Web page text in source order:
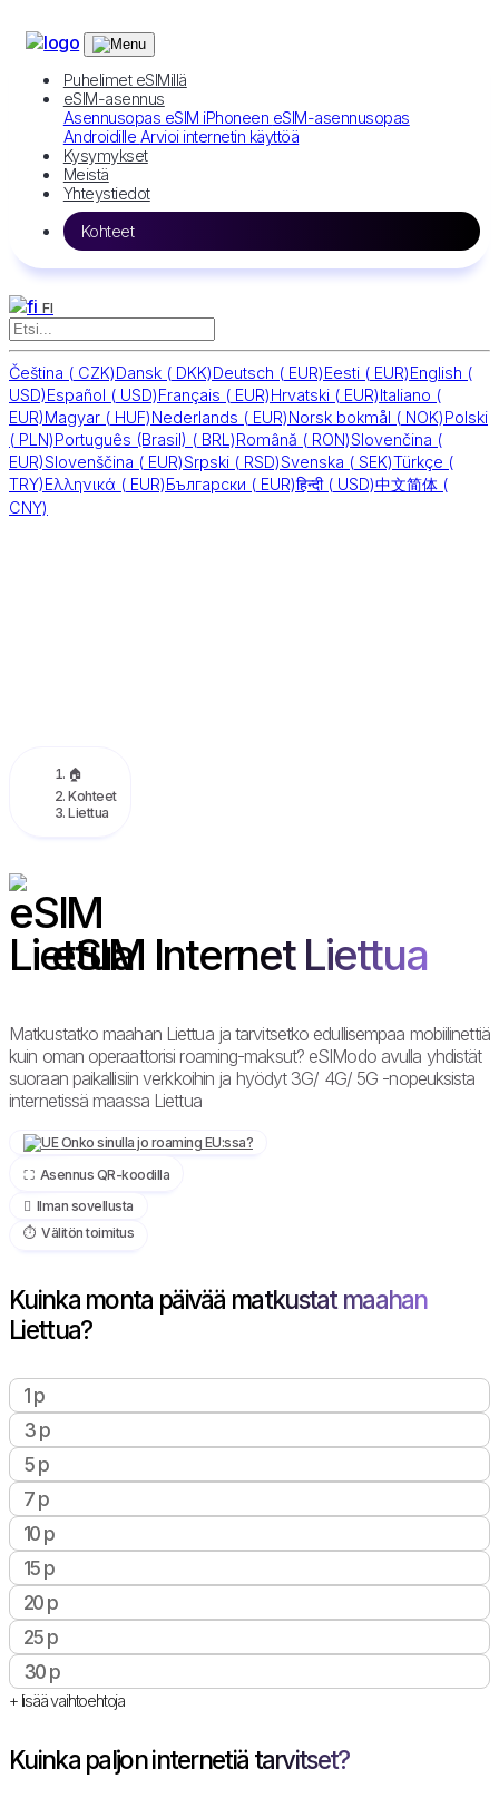
Puhelimet eSIMillä
eSIM-asennus
Asennusopas eSIM iPhoneen eSIM-asennusopas
Androidille Arvioi internetin käyttöä
Kysymykset
Meistä
Yhteystiedot
Kohteet
FI
Čeština ( CZK)Dansk ( DKK)Deutsch ( EUR)Eesti ( EUR)English (
USD)Español ( USD)Français ( EUR)Hrvatski ( EUR)Italiano (
EUR)Magyar ( HUF)Nederlands ( EUR)Norsk bokmål ( NOK)Polski
( PLN)Português (Brasil) ( BRL)Română ( RON)Slovenčina (
EUR)Slovenščina ( EUR)Srpski ( RSD)Svenska ( SEK)Türkçe (
TRY)Ελληνικά ( EUR)Български ( EUR)हिन्दी ( USD)中文简体 (
CNY)
🏠
Kohteet
Liettua
eSIM Internet Liettua
Matkustatko maahan Liettua ja tarvitsetko edullisempaa mobiilinettiä
kuin oman operaattorisi roaming-maksut? eSIModo avulla yhdistät
suoraan paikallisiin verkkoihin ja hyödyt 3G/ 4G/ 5G -nopeuksista
internetissä maassa Liettua
Onko sinulla jo roaming EU:ssa?
⛶️️ Asennus QR-koodilla
️ Ilman sovellusta
⏱️️ Välitön toimitus
Kuinka monta päivää matkustat maahan
Liettua?
1 p
3 p
5 p
7 p
10 p
15 p
20 p
25 p
30 p
+ lisää vaihtoehtoja
Kuinka paljon internetiä tarvitset?